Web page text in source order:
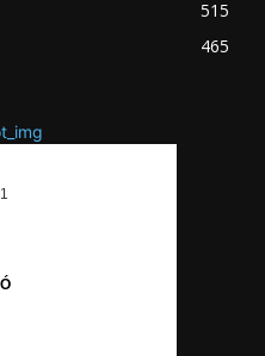
515
465